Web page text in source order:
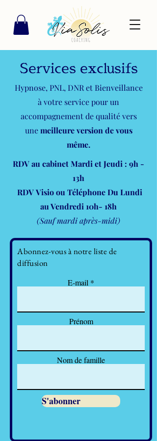
Services exclusifs
Hypnose, PNL, DNR et Bienveillance
à votre service pour un
accompagnement de qualité vers
unemeilleure version de vous
même.
RDV au cabinet Mardi et Jeudi : 9h -
13h
RDVVisioou Téléphone Du Lundi
au Vendredi 10h- 18h
(Sauf mardi après-midi)
Abonnez-vous à notre liste de
diffusion
E-mail
Prénom
Nom de famille
S'abonner